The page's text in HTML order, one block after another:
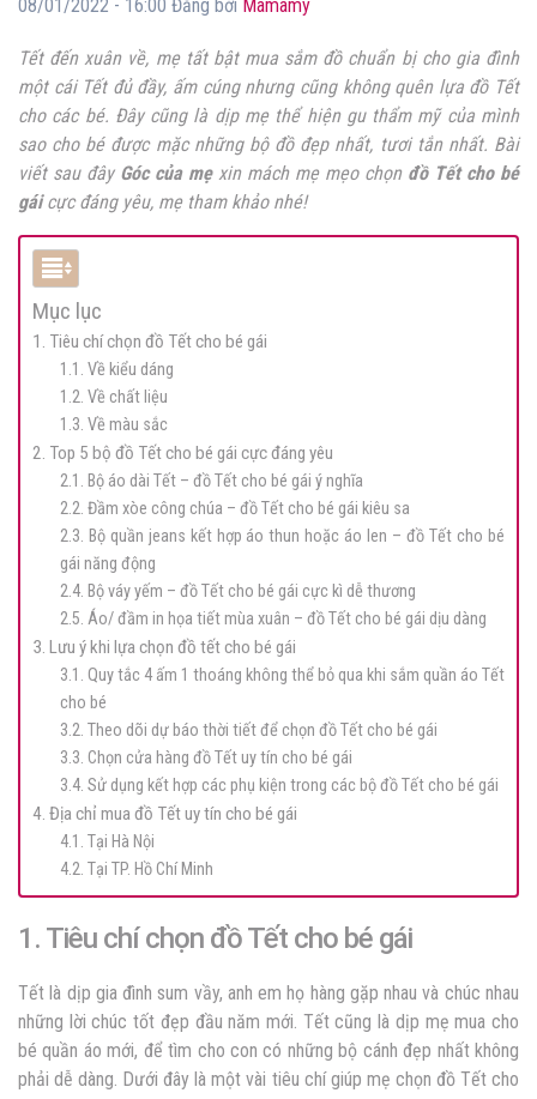
08/01/2022 - 16:00 Đăng bởi Mamamy
Tết đến xuân về, mẹ tất bật mua sắm đồ chuẩn bị cho gia đình
một cái Tết đủ đầy, ấm cúng nhưng cũng không quên lựa đồ Tết
cho các bé. Đây cũng là dịp mẹ thể hiện gu thẩm mỹ của mình
sao cho bé được mặc những bộ đồ đẹp nhất, tươi tắn nhất. Bài
viết sau đây Góc của mẹxin mách mẹ mẹo chọn đồ Tết cho bé
gáicực đáng yêu, mẹ tham khảo nhé!
Mục lục
1. Tiêu chí chọn đồ Tết cho bé gái
1.1. Về kiểu dáng
1.2. Về chất liệu
1.3. Về màu sắc
2. Top 5 bộ đồ Tết cho bé gái cực đáng yêu
2.1. Bộ áo dài Tết – đồ Tết cho bé gái ý nghĩa
2.2. Đầm xòe công chúa – đồ Tết cho bé gái kiêu sa
2.3. Bộ quần jeans kết hợp áo thun hoặc áo len – đồ Tết cho bé
gái năng động
2.4. Bộ váy yếm – đồ Tết cho bé gái cực kì dễ thương
2.5. Áo/ đầm in họa tiết mùa xuân – đồ Tết cho bé gái dịu dàng
3. Lưu ý khi lựa chọn đồ tết cho bé gái
3.1. Quy tắc 4 ấm 1 thoáng không thể bỏ qua khi sắm quần áo Tết
cho bé
3.2. Theo dõi dự báo thời tiết để chọn đồ Tết cho bé gái
3.3. Chọn cửa hàng đồ Tết uy tín cho bé gái
3.4. Sử dụng kết hợp các phụ kiện trong các bộ đồ Tết cho bé gái
4. Địa chỉ mua đồ Tết uy tín cho bé gái
4.1. Tại Hà Nội
4.2. Tại TP. Hồ Chí Minh
1. Tiêu chí chọn đồ Tết cho bé gái
Tết là dịp gia đình sum vầy, anh em họ hàng gặp nhau và chúc nhau
những lời chúc tốt đẹp đầu năm mới. Tết cũng là dịp mẹ mua cho
bé quần áo mới, để tìm cho con có những bộ cánh đẹp nhất không
phải dễ dàng. Dưới đây là một vài tiêu chí giúp mẹ chọn đồ Tết cho